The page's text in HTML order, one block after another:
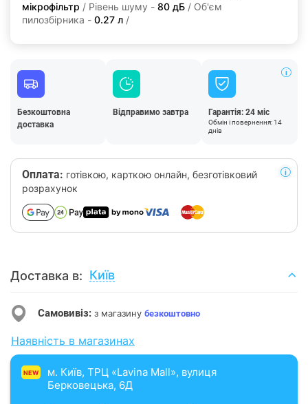
мікрофільтр / Рівень шуму - 80 дБ / Об'єм
пилозбірника - 0.27 л /
Безкоштовна
доставка
Відправимо завтра Гарантія: 24 міс
Обмін і повернення: 14
днів
Оплата: готівкою, карткою онлайн, безготівковий
розрахунок
Доставка в: Київ
Самовивіз: з магазину безкоштовно
Наявність в магазинах
NEW
м. Київ, ТРЦ «Lavina Mall», вулиця
Берковецька, 6Д